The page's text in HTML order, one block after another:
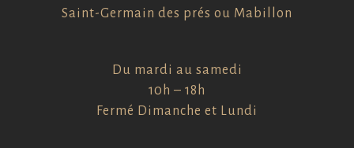
Saint-Germain des prés ou Mabillon
Du mardi au samedi
10h – 18h
Fermé Dimanche et Lundi